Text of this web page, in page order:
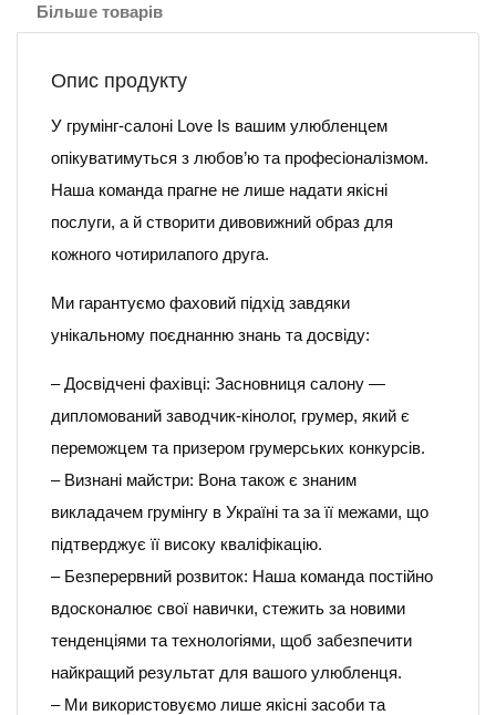
Більше товарів
Опис продукту
У грумінг-салоні Love Is вашим улюбленцем
опікуватимуться з любов’ю та професіоналізмом.
Наша команда прагне не лише надати якісні
послуги, а й створити дивовижний образ для
кожного чотирилапого друга.
Ми гарантуємо фаховий підхід завдяки
унікальному поєднанню знань та досвіду:
– Досвідчені фахівці: Засновниця салону —
дипломований заводчик-кінолог, грумер, який є
переможцем та призером грумерських конкурсів.
– Визнані майстри: Вона також є знаним
викладачем грумінгу в Україні та за її межами, що
підтверджує її високу кваліфікацію.
– Безперервний розвиток: Наша команда постійно
вдосконалює свої навички, стежить за новими
тенденціями та технологіями, щоб забезпечити
найкращий результат для вашого улюбленця.
– Ми використовуємо лише якісні засоби та